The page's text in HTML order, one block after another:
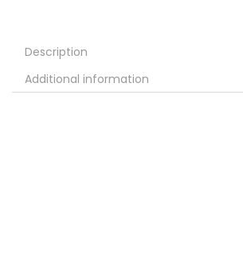
Description
Additional information